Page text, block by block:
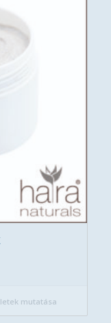
mutatása